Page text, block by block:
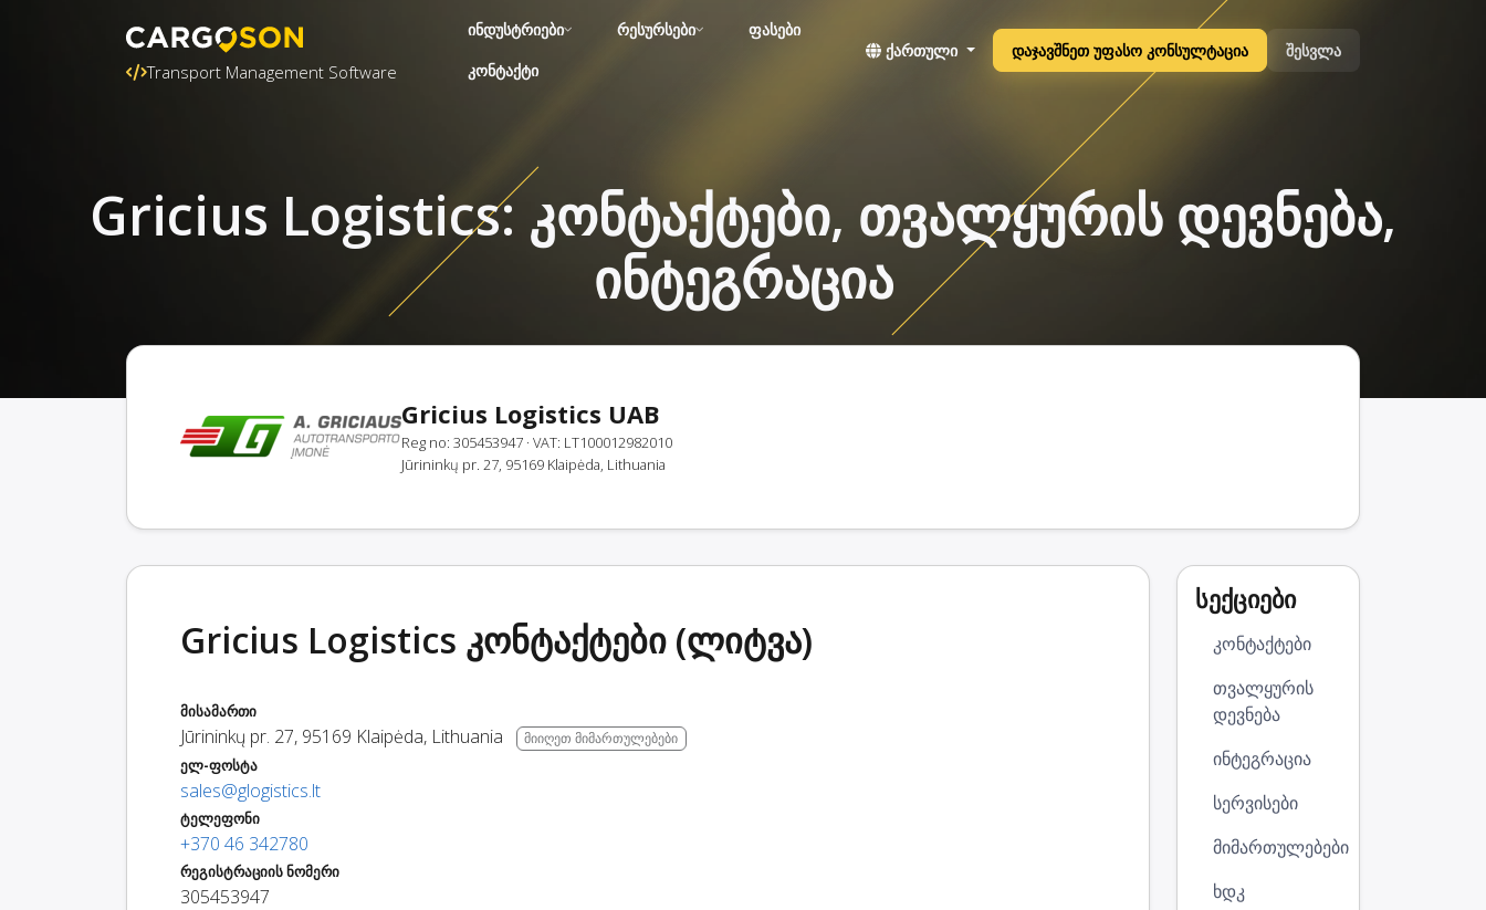
Transport Management Software
ინდუსტრიები რესურსები
ფასები
კონტაქტი
ქართული დაჯავშნეთ უფასო კონსულტაცია შესვლა
Gricius Logistics: კონტაქტები, თვალყურის დევნება,
ინტეგრაცია
Gricius Logistics UAB
Reg no: 305453947 · VAT: LT100012982010
Jūrininkų pr. 27, 95169 Klaipėda, Lithuania
Gricius Logistics კონტაქტები (ლიტვა)
მისამართი
Jūrininkų pr. 27, 95169 Klaipėda, Lithuania მიიღეთ მიმართულებები
ელ-ფოსტა
sales@glogistics.lt
ტელეფონი
+370 46 342780
რეგისტრაციის ნომერი
305453947
სექციები
კონტაქტები
თვალყურის
დევნება
ინტეგრაცია
სერვისები
მიმართულებები
ხდკ